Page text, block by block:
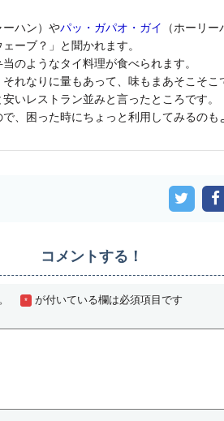
ーハン）やパッ・ガパオ・ガイ
（ホーリ
ーブ？」と聞かれます。
のようなタイ料理が食べられます。
れなりに量もあって、味もまあそこそこ
いレストラン並みと言ったところです。
、困った時にちょっと利用してみるのも
コメントする！
*
が付いている欄は必須項目です